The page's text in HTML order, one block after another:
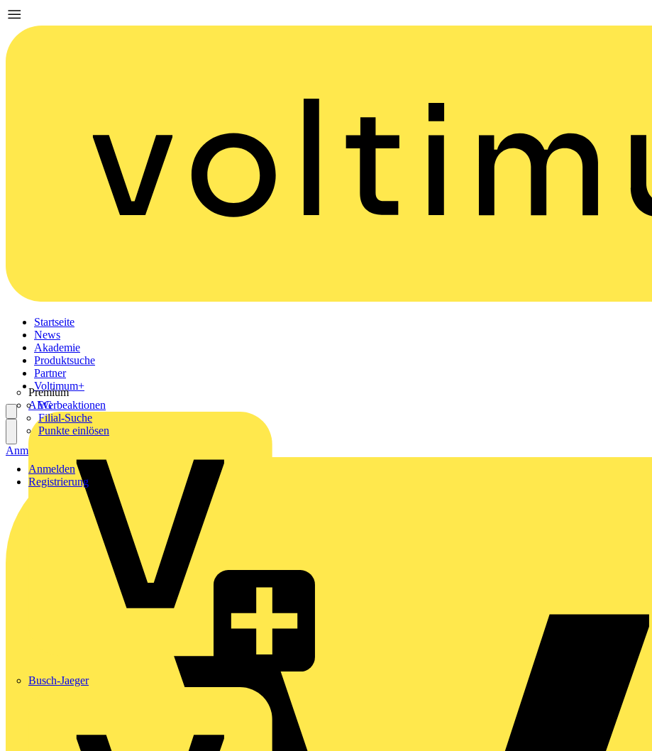
Startseite
News
Akademie
Produktsuche
Partner
Premium
AEG
Busch-Jaeger
Voltimum+
Werbeaktionen
Filial-Suche
Punkte einlösen
Anmelden
Registrierung
Anmelden